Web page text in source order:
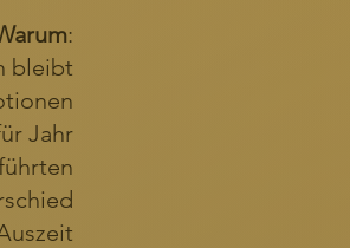
:
bleibt
Jahr